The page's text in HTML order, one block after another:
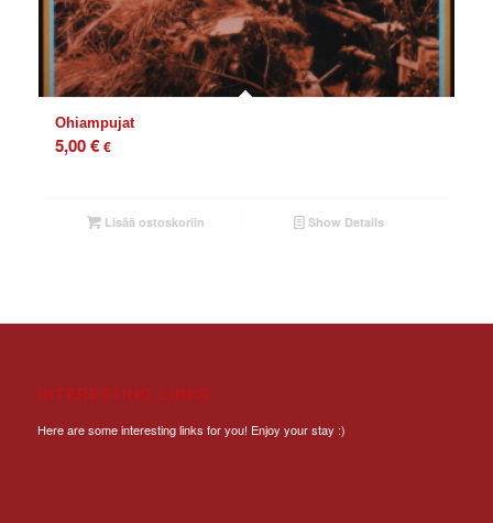
Ohiampujat
5,00€ €
Lisää ostoskoriin Show Details
INTERESTING LINKS
Here are some interesting links for you! Enjoy your stay :)